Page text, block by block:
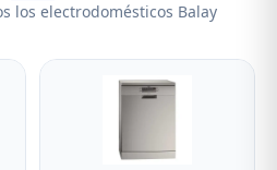
los electrodomésticos Balay